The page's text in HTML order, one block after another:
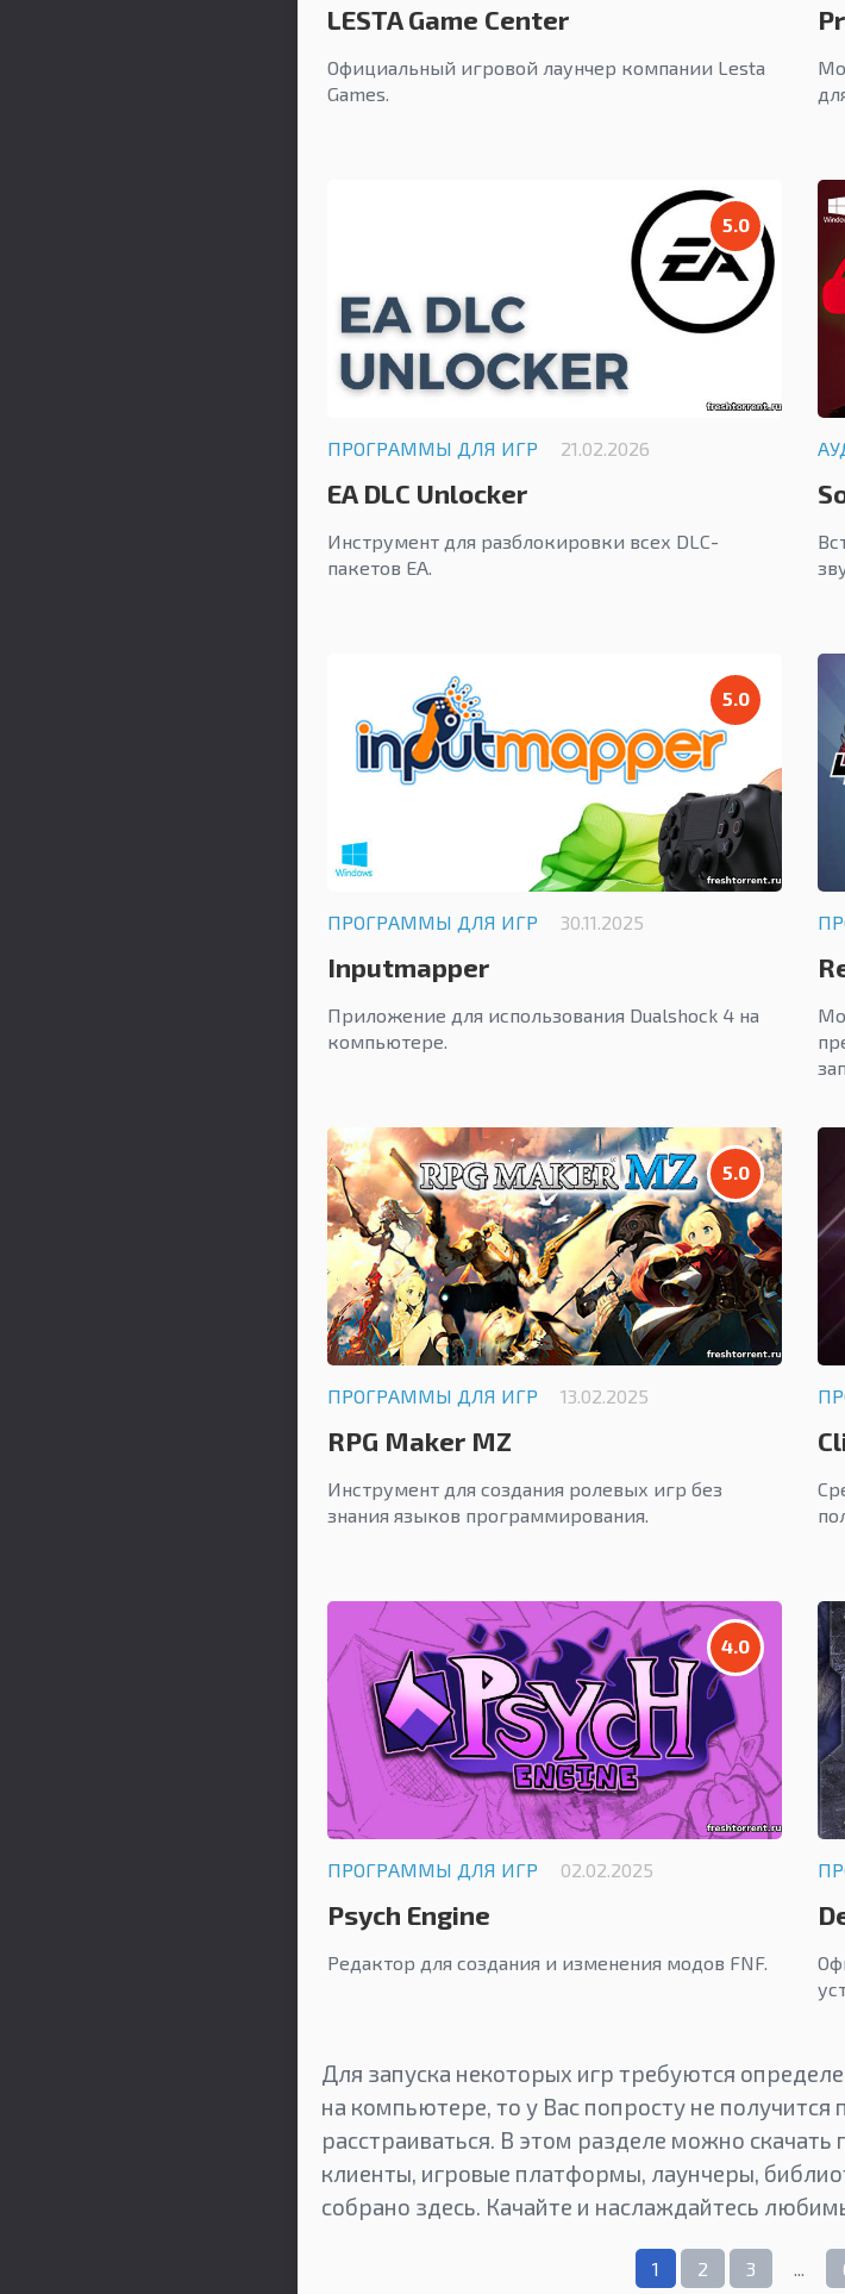
LESTA Game Center
Официальный игровой лаунчер компании Lesta
Games.
5.0
ПРОГРАММЫ ДЛЯ ИГР 21.02.2026
EA DLC Unlocker
Инструмент для разблокировки всех DLC-
пакетов EA.
5.0
ПРОГРАММЫ ДЛЯ ИГР 30.11.2025
Inputmapper
Приложение для использования Dualshock 4 на
компьютере.
5.0
ПРОГРАММЫ ДЛЯ ИГР 13.02.2025
RPG Maker MZ
Инструмент для создания ролевых игр без
знания языков программирования.
4.0
ПРОГРАММЫ ДЛЯ ИГР 02.02.2025
Psych Engine
Редактор для создания и изменения модов FNF.
Для запуска некоторых игр требуются
на компьютере, то у Вас попросту не
расстраиваться. В этом разделе можно
клиенты, игровые платформы, лаунчеры,
собрано здесь. Качайте и наслаждайтесь
1 2 3 ...